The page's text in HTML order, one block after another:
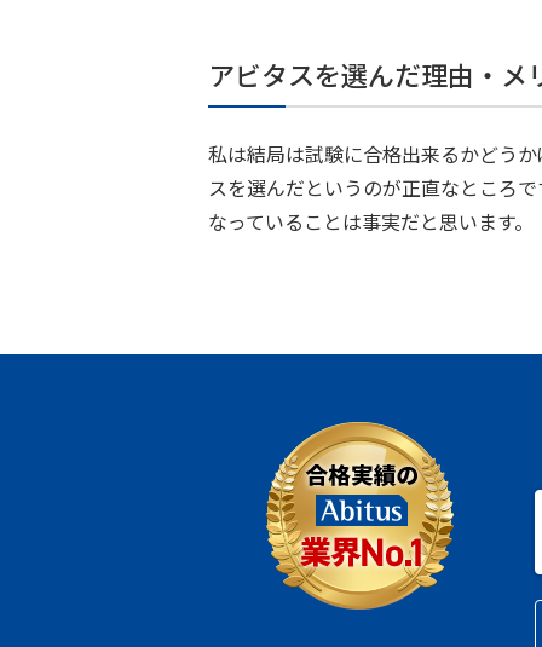
アビタスを選んだ理由・メ
私は結局は試験に合格出来るかどう
スを選んだというのが正直なところ
なっていることは事実だと思います。